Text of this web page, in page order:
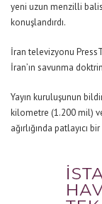
yeni uzun menzilli
konuşlandırdı.
İran televizyonu
İran’ın savunma
Yayın kuruluşunun
kilometre (1.200 mil)
ağırlığında patlayıcı